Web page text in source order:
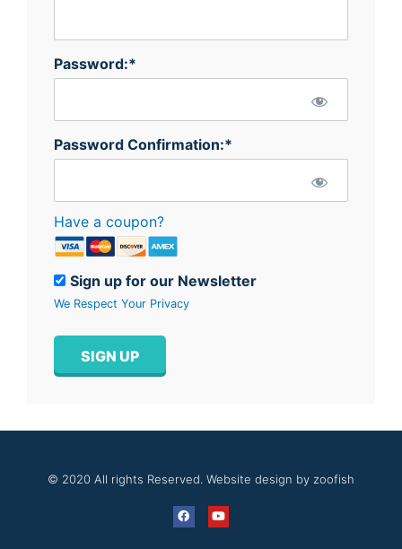
Password:*
Password Confirmation:*
Have a coupon?
Sign up for our Newsletter
We Respect Your Privacy
No val
© 2020 All rights Reserved. Website design by zoofish
F
a
Y
o